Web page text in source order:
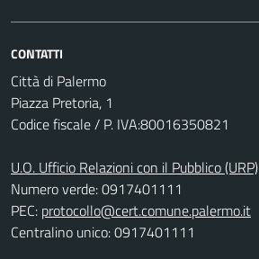
CONTATTI
Città di Palermo
Piazza Pretoria, 1
Codice fiscale / P. IVA:80016350821
U.O. Ufficio Relazioni con il Pubblico (URP)
Numero verde: 0917401111
PEC: protocollo@cert.comune.palermo.it
Centralino unico: 0917401111